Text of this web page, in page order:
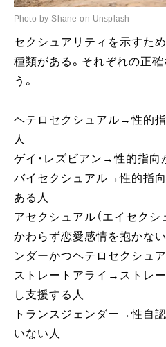
Photo by Shane on Unsplash
セクシュアリティを示すた
種類がある。それぞれの正
う。
ヘテロセクシュアル→性的指
人
ゲイ・レズビアン→性的指向
バイセクシュアル→性的指向
ある人
アセクシュアル（エイセクシ
かわらず恋愛感情を抱かな
ンダーかつヘテロセクシュ
ストレートアライ→ストレ
し支援する人
トランスジェンダー→性自
いない人